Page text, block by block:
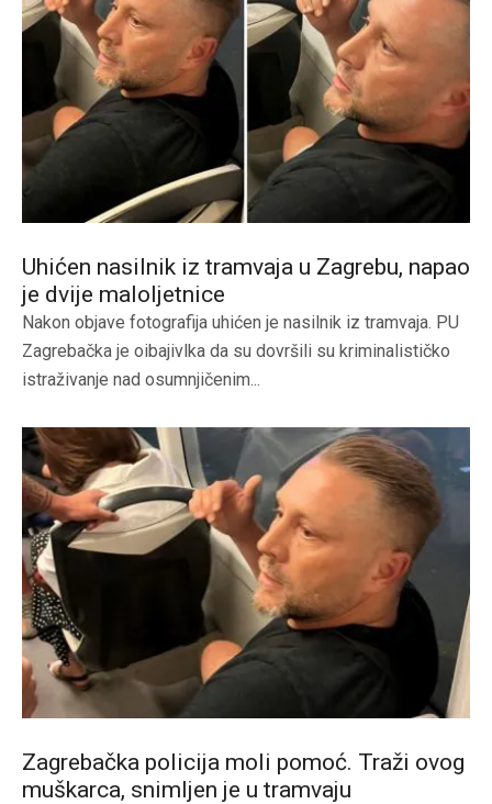
Uhićen nasilnik iz tramvaja u Zagrebu, napao
je dvije maloljetnice
Nakon objave fotografija uhićen je nasilnik iz tramvaja. PU
Zagrebačka je oibajivlka da su dovršili su kriminalističko
istraživanje nad osumnjičenim...
Zagrebačka policija moli pomoć. Traži ovog
muškarca, snimljen je u tramvaju